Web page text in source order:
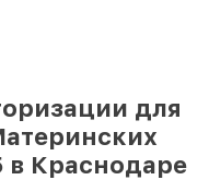
для
в Краснодаре